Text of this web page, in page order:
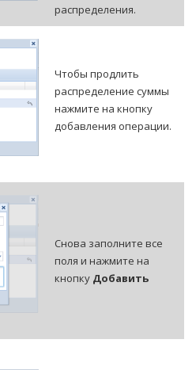
распределения.
Чтобы продлить
распределение суммы
нажмите на кнопку
добавления операции.
Снова заполните все
поля и нажмите на
кнопку Добавить